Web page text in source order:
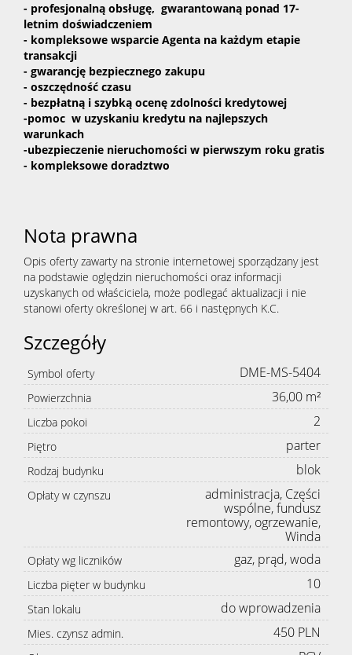
- profesjonalną obsługę, gwarantowaną ponad 17-
letnim doświadczeniem
- kompleksowe wsparcie Agenta na każdym etapie
transakcji
- gwarancję bezpiecznego zakupu
- oszczędność czasu
- bezpłatną i szybką ocenę zdolności kredytowej
-pomoc w uzyskaniu kredytu na najlepszych
warunkach
-ubezpieczenie nieruchomości w pierwszym roku gratis
- kompleksowe doradztwo
Nota prawna
Opis oferty zawarty na stronie internetowej sporządzany jest
na podstawie oględzin nieruchomości oraz informacji
uzyskanych od właściciela, może podlegać aktualizacji i nie
stanowi oferty określonej w art. 66 i następnych K.C.
Szczegóły
Symbol oferty DME-MS-5404
Powierzchnia 36,00 m²
Liczba pokoi 2
Piętro parter
Rodzaj budynku blok
Opłaty w czynszu
administracja, Części
wspólne, fundusz
remontowy, ogrzewanie,
Winda
Opłaty wg liczników gaz, prąd, woda
Liczba pięter w budynku 10
Stan lokalu do wprowadzenia
Mies. czynsz admin. 450 PLN